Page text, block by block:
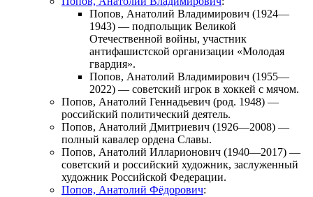
Попов, Анатолий Владимирович (1924—
1943) — подпольщик Великой
Отечественной войны, участник
антифашистской организации «Молодая
гвардия».
Попов, Анатолий Владимирович (1955—
2022) — советский игрок в хоккей с мячом.
Попов, Анатолий Геннадьевич (род. 1948) —
российский политический деятель.
Попов, Анатолий Дмитриевич (1926—2008) —
полный кавалер ордена Славы.
Попов, Анатолий Илларионович (1940—2017) —
советский и российский художник, заслуженный
художник Российской Федерации.
Попов, Анатолий Фёдорович: